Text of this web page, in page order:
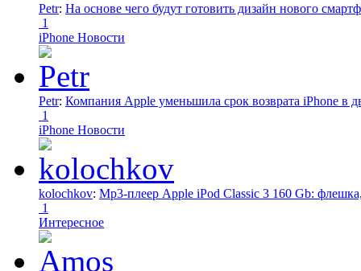
Petr: На основе чего будут готовить дизайн нового
1
iPhone Новости
Petr: Компания Apple уменьшила срок возврата iPhone в
1
iPhone Новости
kolochkov: Mp3-плеер Apple iPod Classic 3 160 Gb:
1
Интересное